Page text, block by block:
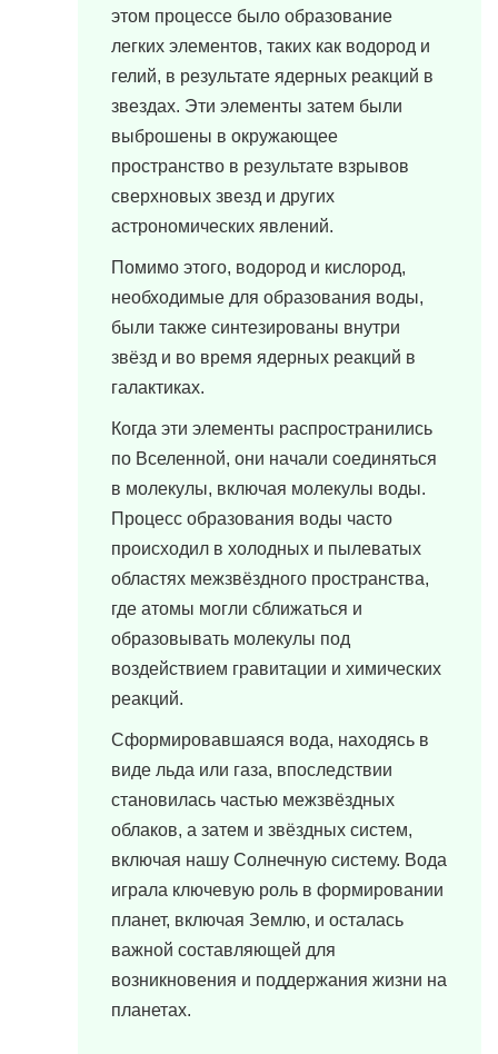
этом процессе было образование
легких элементов, таких как водород и
гелий, в результате ядерных реакций в
звездах. Эти элементы затем были
выброшены в окружающее
пространство в результате взрывов
сверхновых звезд и других
астрономических явлений.
Помимо этого, водород и кислород,
необходимые для образования воды,
были также синтезированы внутри
звёзд и во время ядерных реакций в
галактиках.
Когда эти элементы распространились
по Вселенной, они начали соединяться
в молекулы, включая молекулы воды.
Процесс образования воды часто
происходил в холодных и пылеватых
областях межзвёздного пространства,
где атомы могли сближаться и
образовывать молекулы под
воздействием гравитации и химических
реакций.
Сформировавшаяся вода, находясь в
виде льда или газа, впоследствии
становилась частью межзвёздных
облаков, а затем и звёздных систем,
включая нашу Солнечную систему. Вода
играла ключевую роль в формировании
планет, включая Землю, и осталась
важной составляющей для
возникновения и поддержания жизни на
планетах.